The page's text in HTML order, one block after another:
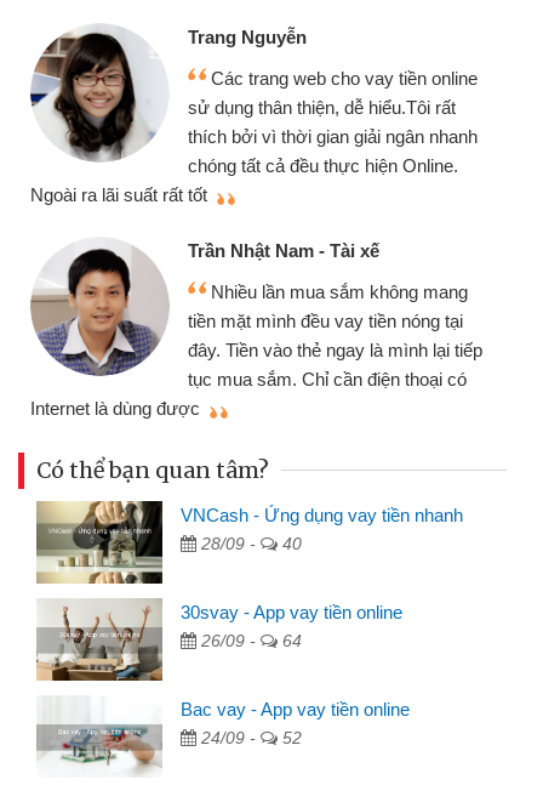
Trang Nguyễn
Các trang web cho vay tiền online
sử dụng thân thiện, dễ hiểu.Tôi rất
thích bởi vì thời gian giải ngân nhanh
chóng tất cả đều thực hiện Online.
Ngoài ra lãi suất rất tốt
Trần Nhật Nam - Tài xế
Nhiều lần mua sắm không mang
tiền mặt mình đều vay tiền nóng tại
đây. Tiền vào thẻ ngay là mình lại tiếp
tục mua sắm. Chỉ cần điện thoại có
Internet là dùng được
Có thể bạn quan tâm?
VNCash - Ứng dụng vay tiền nhanh
28/09 - 40
30svay - App vay tiền online
26/09 - 64
Bac vay - App vay tiền online
24/09 - 52